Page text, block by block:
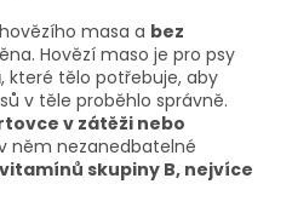
masa a bez
Hovězí maso je pro psy
, které tělo potřebuje, aby
v těle proběhlo správně.
v zátěži nebo
něm nezanedbatelné
skupiny B, nejvíce